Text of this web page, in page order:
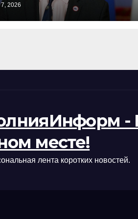
последствия
2026
-
месте!
лента коротких новостей.